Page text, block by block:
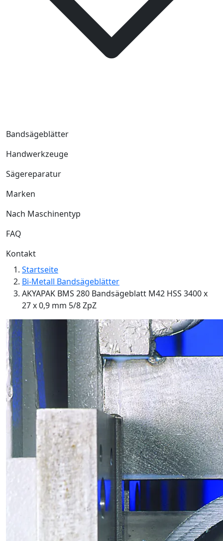
Bandsägeblätter
Handwerkzeuge
Sägereparatur
Marken
Nach Maschinentyp
FAQ
Kontakt
Startseite
Bi-Metall Bandsägeblätter
AKYAPAK BMS 280 Bandsägeblatt M42 HSS 3400 x
27 x 0,9 mm 5/8 ZpZ